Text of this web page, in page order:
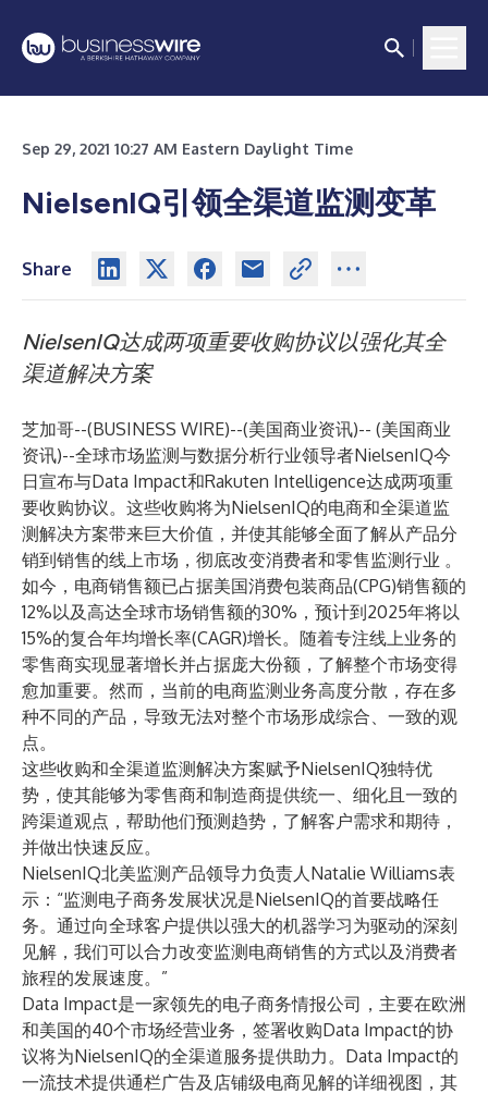
Sep 29, 2021 10:27 AM Eastern Daylight Time
NielsenIQ引领全渠道监测变革
Share
NielsenIQ达成两项重要收购协议以强化其全
渠道解决方案
芝加哥--(BUSINESS WIRE)--(美国商业资讯)-- (美国商业
资讯)--全球市场监测与数据分析行业领导者NielsenIQ今
日宣布与Data Impact和Rakuten Intelligence达成两项重
要收购协议。这些收购将为NielsenIQ的电商和全渠道监
测解决方案带来巨大价值，并使其能够全面了解从产品分
销到销售的线上市场，彻底改变消费者和零售监测行业 。
如今，电商销售额已占据美国消费包装商品(CPG)销售额的
12%以及高达全球市场销售额的30%，预计到2025年将以
15%的复合年均增长率(CAGR)增长。随着专注线上业务的
零售商实现显著增长并占据庞大份额，了解整个市场变得
愈加重要。然而，当前的电商监测业务高度分散，存在多
种不同的产品，导致无法对整个市场形成综合、一致的观
点。
这些收购和全渠道监测解决方案赋予NielsenIQ独特优
势，使其能够为零售商和制造商提供统一、细化且一致的
跨渠道观点，帮助他们预测趋势，了解客户需求和期待，
并做出快速反应。
NielsenIQ北美监测产品领导力负责人Natalie Williams表
示：“监测电子商务发展状况是NielsenIQ的首要战略任
务。通过向全球客户提供以强大的机器学习为驱动的深刻
见解，我们可以合力改变监测电商销售的方式以及消费者
旅程的发展速度。”
Data Impact是一家领先的电子商务情报公司，主要在欧洲
和美国的40个市场经营业务，签署收购Data Impact的协
议将为NielsenIQ的全渠道服务提供助力。Data Impact的
一流技术提供通栏广告及店铺级电商见解的详细视图，其